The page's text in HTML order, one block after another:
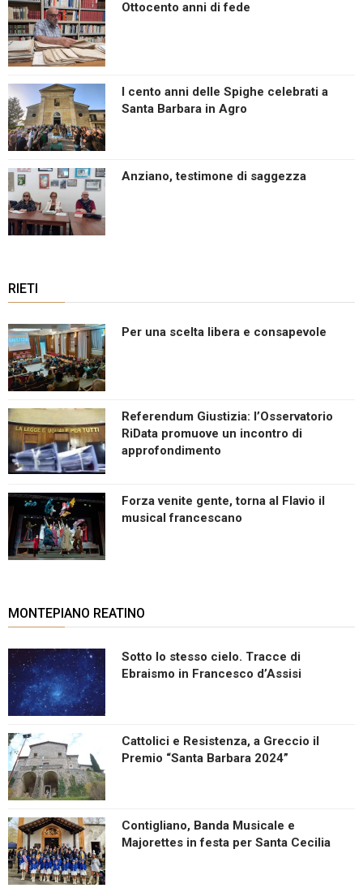
Ottocento anni di fede
I cento anni delle Spighe celebrati a
Santa Barbara in Agro
Anziano, testimone di saggezza
RIETI
Per una scelta libera e consapevole
Referendum Giustizia: l’Osservatorio
RiData promuove un incontro di
approfondimento
Forza venite gente, torna al Flavio il
musical francescano
MONTEPIANO REATINO
Sotto lo stesso cielo. Tracce di
Ebraismo in Francesco d’Assisi
Cattolici e Resistenza, a Greccio il
Premio “Santa Barbara 2024”
Contigliano, Banda Musicale e
Majorettes in festa per Santa Cecilia